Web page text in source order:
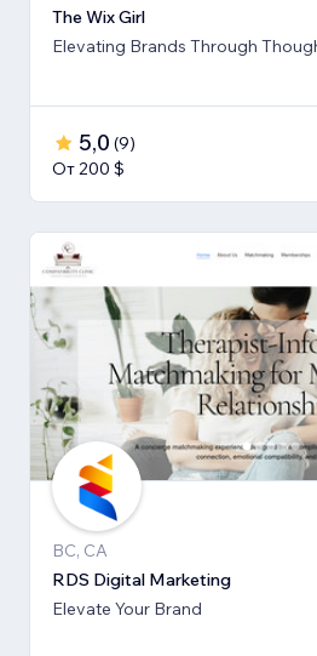
The Wix Girl
Elevating Brands Through
5,0 (9)
От 200 $
BC, CA
RDS Digital Marketing
Elevate Your Brand